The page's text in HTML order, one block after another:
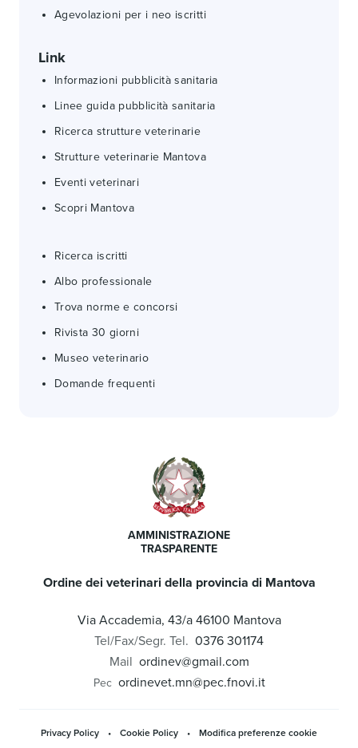
Agevolazioni per i neo iscritti
Link
Informazioni pubblicità sanitaria
Linee guida pubblicità sanitaria
Ricerca strutture veterinarie
Strutture veterinarie Mantova
Eventi veterinari
Scopri Mantova
Ricerca iscritti
Albo professionale
Trova norme e concorsi
Rivista 30 giorni
Museo veterinario
Domande frequenti
AMMINISTRAZIONE
TRASPARENTE
Ordine dei veterinari della provincia di Mantova
Via Accademia, 43/a 46100 Mantova
Tel/Fax/Segr. Tel. 0376 301174
Mail ordinev@gmail.com
Pec ordinevet.mn@pec.fnovi.it
Privacy Policy • Cookie Policy • Modifica preferenze cookie